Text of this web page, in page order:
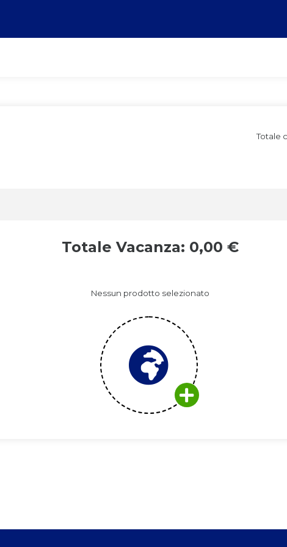
Totale
Totale Vacanza: 0,00 €
Nessun prodotto selezionato